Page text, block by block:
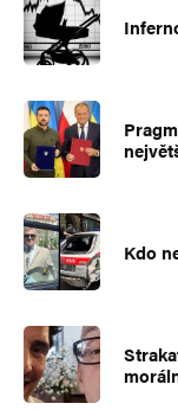
Kdo